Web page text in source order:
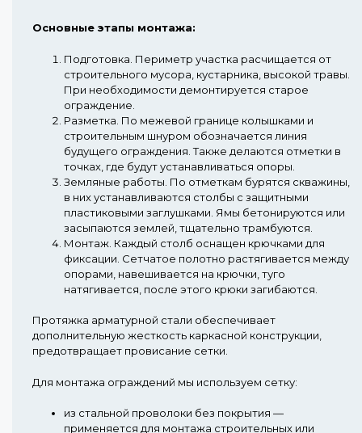
Основные этапы монтажа:
Подготовка. Периметр участка расчищается от
строительного мусора, кустарника, высокой травы.
При необходимости демонтируется старое
ограждение.
Разметка. По межевой границе колышками и
строительным шнуром обозначается линия
будущего ограждения. Также делаются отметки в
точках, где будут устанавливаться опоры.
Земляные работы. По отметкам бурятся скважины,
в них устанавливаются столбы с защитными
пластиковыми заглушками. Ямы бетонируются или
засыпаются землей, тщательно трамбуются.
Монтаж. Каждый столб оснащен крючками для
фиксации. Сетчатое полотно растягивается между
опорами, навешивается на крючки, туго
натягивается, после этого крюки загибаются.
Протяжка арматурной стали обеспечивает
дополнительную жесткость каркасной конструкции,
предотвращает провисание сетки.
Для монтажа ограждений мы используем сетку:
из стальной проволоки без покрытия —
применяется для монтажа строительных или